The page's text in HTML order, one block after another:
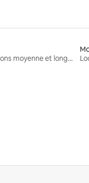
Locations moyenne et longue durée